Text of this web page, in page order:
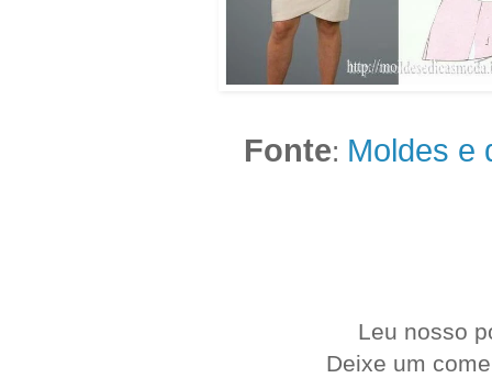
Fonte: Moldes e
Leu nosso
Deixe um